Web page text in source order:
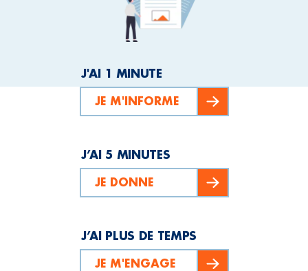
J'AI 1 MINUTE
JE M'INFORME
J’AI 5 MINUTES
JE DONNE
J’AI PLUS DE TEMPS
JE M'ENGAGE